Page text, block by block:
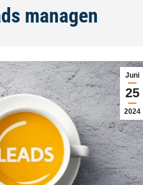
managen
Juni
25
2024